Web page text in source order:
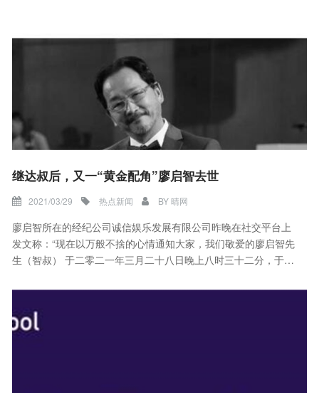
继达叔后，又一“黄金配角”廖启智去世
2021/03/29 热点新闻 BY晴网
廖启智所在的经纪公司诚信娱乐发展有限公司昨晚在社交平台上
发文称：“现在以万般不捨的心情通知大家，我们敬爱的廖启智先
生（智叔） 于二零二一年三月二十八日晚上八时三十二分，于威
谢医护人员数月以来的悉心照顾，以及广大市民及传媒的关心和
祝福。